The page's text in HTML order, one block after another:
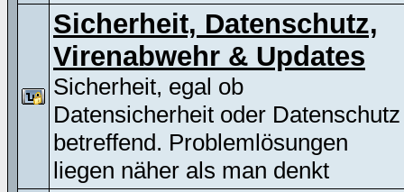
Sicherheit, Datenschutz,
Virenabwehr & Updates
Sicherheit, egal ob
Datensicherheit oder Datenschutz
betreffend. Problemlösungen
liegen näher als man denkt